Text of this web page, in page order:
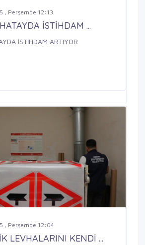
, Perşembe 12:13
İSTİHDAM ...
İSTİHDAM ARTIYOR
, Perşembe 12:04
LEVHALARINI KENDİ ...